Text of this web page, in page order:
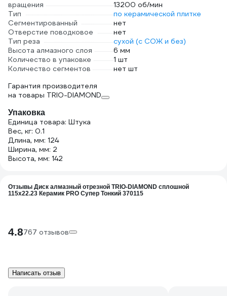
вращения
13200 об/мин
Тип
по керамической плитке
Сегментированный
нет
Отверстие поводковое
нет
Тип реза
сухой (с СОЖ и без)
Высота алмазного слоя
6 мм
Количество в упаковке
1 шт
Количество сегментов
нет шт
Гарантия производителя
на товары TRIO-DIAMOND
Упаковка
Единица товара: Штука
Вес, кг: 0.1
Длина, мм: 124
Ширина, мм: 2
Высота, мм: 142
Отзывы Диск алмазный отрезной TRIO-DIAMOND сплошной
115x22.23 Керамик PRO Супер Тонкий 370115
4.8767 отзывов
Написать отзыв